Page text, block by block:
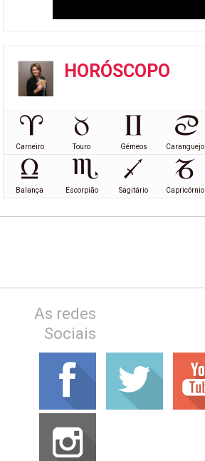
HORÓSCOPO
Carneiro Touro Gémeos Caranguejo
Balança Escorpião Sagitário Capricórnio
As redes
Sociais